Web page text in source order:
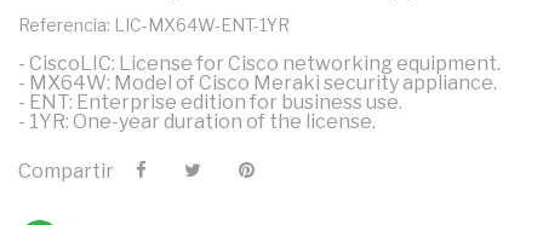
Referencia: LIC-MX64W-ENT-1YR
- CiscoLIC: License for Cisco networking equipment.
- MX64W: Model of Cisco Meraki security appliance.
- ENT: Enterprise edition for business use.
- 1YR: One-year duration of the license.
Compartir